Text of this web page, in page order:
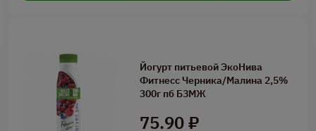
Йогурт питьевой ЭкоНива
Фитнесс Черника/Малина 2,5%
300г пб БЗМЖ
75.90 ₽